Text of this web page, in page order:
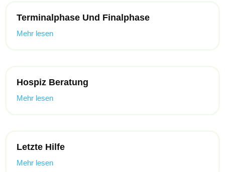
Terminalphase Und Finalphase
Mehr lesen
Hospiz Beratung
Mehr lesen
Letzte Hilfe
Mehr lesen